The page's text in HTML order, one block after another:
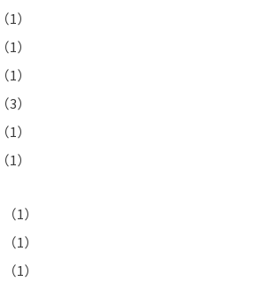
（1）
（1）
（1）
（3）
（1）
（1）
（1）
（1）
（1）